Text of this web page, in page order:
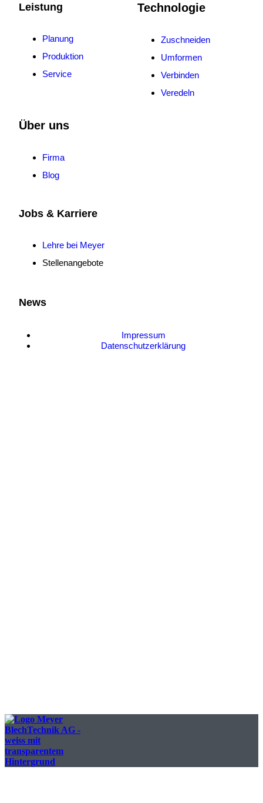
Leistung
Planung
Produktion
Service
Technologie
Zuschneiden
Umformen
Verbinden
Veredeln
Über uns
Firma
Blog
Jobs & Karriere
Lehre bei Meyer
Stellenangebote
News
Impressum
Datenschutzerklärung